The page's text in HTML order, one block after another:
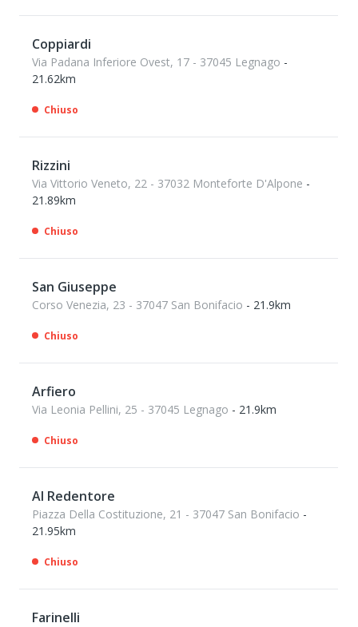
Coppiardi
Via Padana Inferiore Ovest, 17 - 37045 Legnago -
21.62km
Chiuso
Rizzini
Via Vittorio Veneto, 22 - 37032 Monteforte D'Alpone -
21.89km
Chiuso
San Giuseppe
Corso Venezia, 23 - 37047 San Bonifacio - 21.9km
Chiuso
Arfiero
Via Leonia Pellini, 25 - 37045 Legnago - 21.9km
Chiuso
Al Redentore
Piazza Della Costituzione, 21 - 37047 San Bonifacio -
21.95km
Chiuso
Farinelli